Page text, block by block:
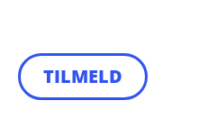
TILMELD